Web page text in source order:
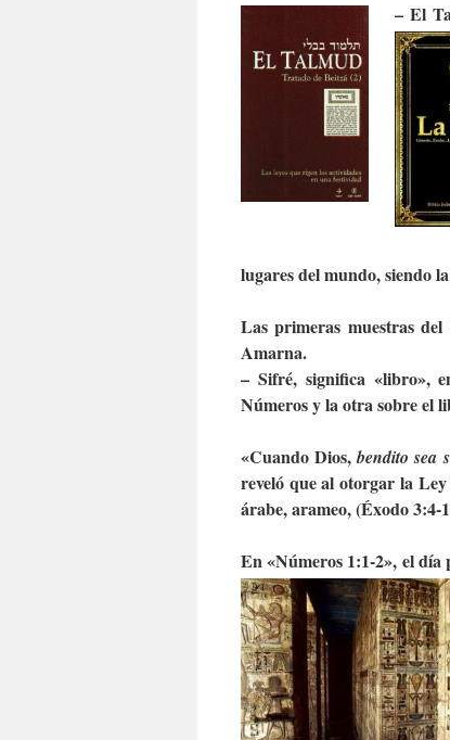
– El
lugares del mundo, siendo
Las primeras muestras
Amarna.
– Sifré, significa «libro»,
Números y la otra sobre el
«Cuando Dios,bendito sea
reveló que al otorgar la
árabe, arameo, (Éxodo 3:4-
En «Números 1:1-2», el día